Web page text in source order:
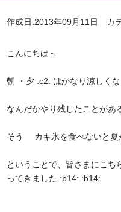
作成日:2013年09月11日 カ
こんにちは～
朝 ・夕 :c2: はかなり涼しく
なんだかやり残したことがあ
そう カキ氷を食べないと夏
ということで、皆さまにこち
ってきました :b14: :b14: